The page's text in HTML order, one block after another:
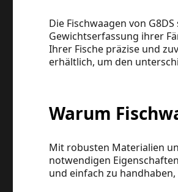
Die Fischwaagen von
Gewichtserfassung ihrer
Ihrer Fische präzise und
erhältlich, um den
Warum
Mit robusten Materialien
notwendigen
und einfach zu